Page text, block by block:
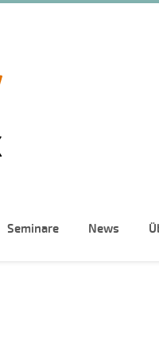
Seminare News